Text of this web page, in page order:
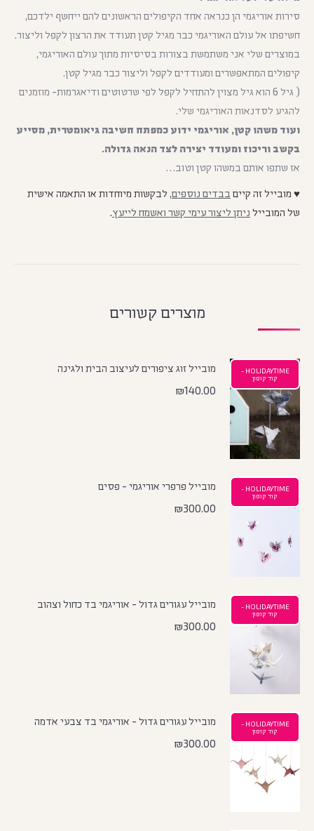
סירות אוריגמי הן כנראה אחד הקיפולים הראשונים להם ייחשף ילדכם,
חשיפתו אל עולם האוריגמי כבר מגיל קטן תעודד את הרצון לקפל וליצור.
במוצרים שלי אני משתמשת בצורות בסיסיות מתוך עולם האוריגמי,
קיפולים המתאפשרים ומעודדים לקפל וליצור כבר מגיל קטן.
( גיל 6 הוא גיל מצוין להתחיל לקפל לפי שרטוטים ודיאגרמות-
מוזמנים
להגיע לסדנאות האוריגמי שלי.
ועוד משהו קטן, אוריגמי ידוע כמפתח חשיבה גיאומטרית, מסייע
בקשב וריכוז ומעודד יצירה לצד הנאה גדולה.
אז שתפו אותם במשהו קטן וטוב…
♥ מובייל זה קיים בבדים נוספים, לבקשות מיוחדות או התאמה אישית
של המובייל ניתן ליצור עימי קשר ואשמח לייעץ.
מוצרים קשורים
HOLIDAYTIME -
קוד קופון
מובייל זוג ציפורים לעיצוב הבית ולגינה
₪140.00
HOLIDAYTIME -
קוד קופון
מובייל פרפרי אוריגמי - פסים
₪300.00
HOLIDAYTIME -
קוד קופון
מובייל עגורים גדול - אוריגמי בד כחול וצהוב
₪300.00
HOLIDAYTIME -
קוד קופון
מובייל עגורים גדול - אוריגמי בד צבעי אדמה
₪300.00